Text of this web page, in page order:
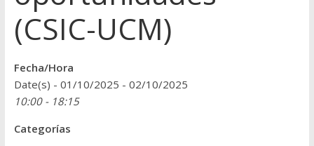
(CSIC-UCM)
Fecha/Hora
Date(s) - 01/10/2025 - 02/10/2025
10:00 - 18:15
Categorías